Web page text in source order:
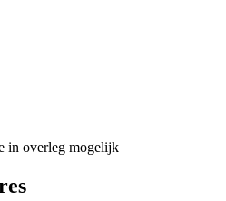
in overleg mogelijk